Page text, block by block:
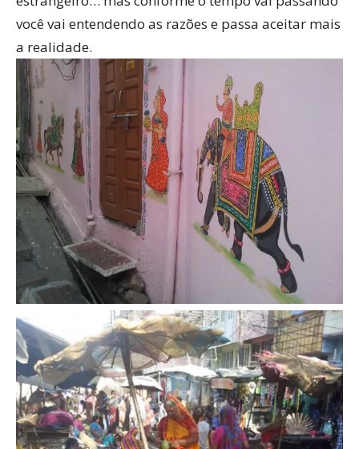
você vai entendendo as razões e passa aceitar mais
a realidade.